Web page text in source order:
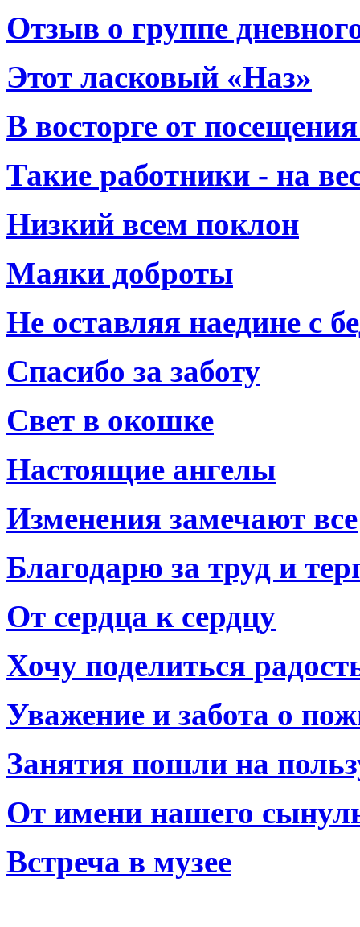
Отзыв о группе
Этот ласковый «Наз»
В восторге от
Такие работники - на
Низкий всем поклон
Маяки доброты
Не оставляя наедине с
Спасибо за заботу
Свет в окошке
Настоящие ангелы
Изменения замечают все
Благодарю за труд и
От сердца к сердцу
Хочу поделиться
Уважение и забота о
Занятия пошли на
От имени нашего
Встреча в музее